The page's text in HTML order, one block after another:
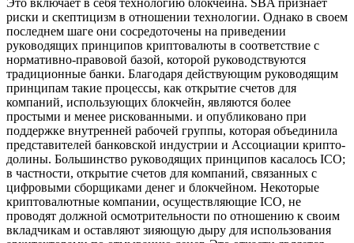
Это включает в себя технологию блокчейна. SBA признает
риски и скептицизм в отношении технологии. Однако в своем
последнем шаге они сосредоточены на приведении
руководящих принципов криптовалюты в соответствие с
нормативно-правовой базой, которой руководствуются
традиционные банки. Благодаря действующим руководящим
принципам такие процессы, как открытие счетов для
компаний, использующих блокчейн, являются более
простыми и менее рискованными. и опубликовано при
поддержке внутренней рабочей группы, которая объединила
представителей банковской индустрии и Ассоциации крипто-
долины. Большинство руководящих принципов касалось ICO;
в частности, открытие счетов для компаний, связанных с
цифровыми сборщиками денег и блокчейном. Некоторые
криптовалютные компании, осуществляющие ICO, не
проводят должной осмотрительности по отношению к своим
вкладчикам и оставляют зияющую дыру для использования